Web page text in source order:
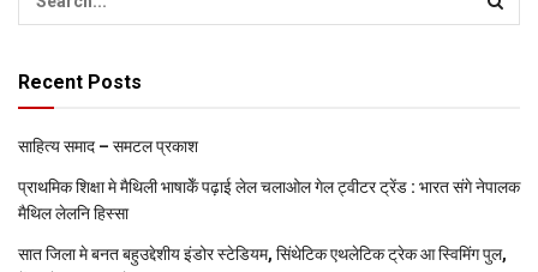
Recent Posts
साहित्य समाद – समटल प्रकाश
प्राथमिक शि‍क्षा मे मैथि‍ली भाषाकेँ पढ़ाई लेल चलाओल गेल ट्वीटर ट्रेंड : भारत संगे नेपालक
मैथिल लेलनि हिस्सा
सात जिला मे बनत बहुउद्देशीय इंडोर स्‍टेडि‍यम, सिंथेटिक एथलेटिक ट्रेक आ स्विमिंग पुल,